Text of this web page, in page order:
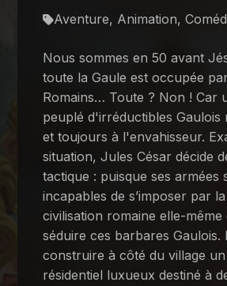
Aventure, Animation,
Nous sommes en 50 avant
toute la Gaule est occupée
Romains… Toute ? Non ! Car
peuplé d'irréductibles Gaulois
et toujours à l'envahisseur.
situation, Jules César décide
tactique : puisque ses armées
incapables de s’imposer par
civilisation romaine elle-même
séduire ces barbares Gaulois.
construire à côté du village
résidentiel luxueux destiné à